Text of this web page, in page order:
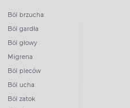
Ból brzucha
Ból gardła
Ból głowy
Migrena
Ból pleców
Ból ucha
Ból zatok